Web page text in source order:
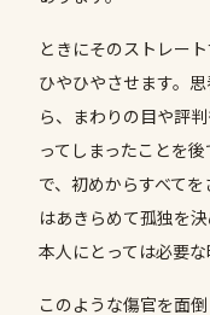
ときにそのストレー
ひやひやさせます。
ら、まわりの目や評
ってしまったことを
で、初めからすべて
はあきらめて孤独を
本人にとっては必要な
このような傷官を面